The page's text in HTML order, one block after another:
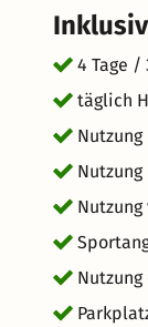
4 Tage /
täglich
Nutzung